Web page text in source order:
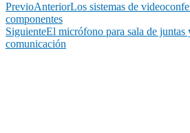
PrevioAnteriorLos sistemas de
componentes
SiguienteEl micrófono para sala de juntas
comunicación